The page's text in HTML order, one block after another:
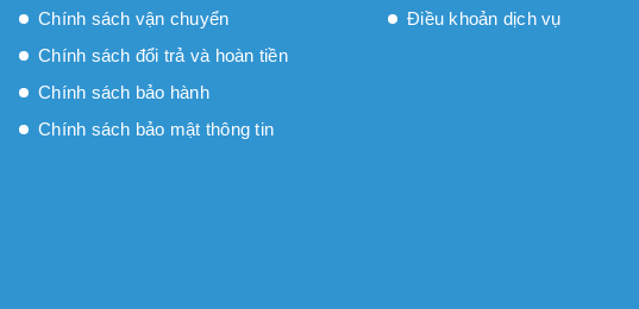
Chính sách vận chuyển
Chính sách đổi trả và hoàn tiền
Chính sách bảo hành
Chính sách bảo mật thông tin
Điều khoản dịch vụ